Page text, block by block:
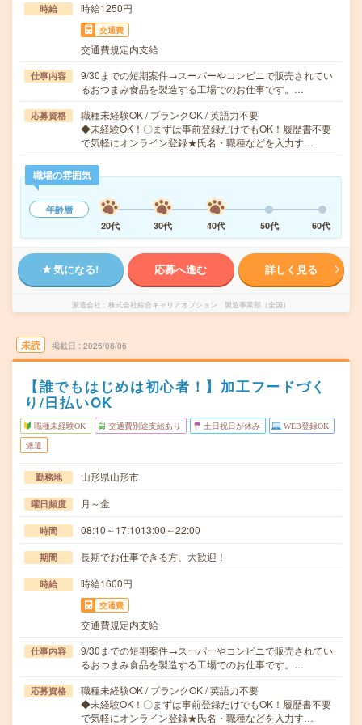
時給 時給1250円
交通費
交通費規定内支給
仕事内容
9/30までの短期案件→スーパーやコンビニで販売されてい
るおつまみ食品を製造する工場でのお仕事です。…
応募資格
職種未経験OK / ブランクOK / 英語力不要
◆未経験OK！〇まずは事前登録だけでもOK！履歴書不要
で気軽にオンライン登録★氏名・職種などを入力す…
職場の雰囲気
年齢層
20代
30代 40代 50代 60代
気になる! 応募へ進む 詳しく見る
派遣会社 株式会社綜合キャリアオプション 製造事業部（全国）
未読 掲載日 2026/08/06
【誰でもはじめは初心者！】加工フードづく
り/日払いOK
職種未経験OK 交通費別途支給あり 土日祝日が休み WEB登録OK
派遣
勤務地 山形県山形市
曜日頻度 月～金
時間 08:10～17:1013:00～22:00
期間 長期でお仕事できる方、大歓迎！
時給 時給1600円
交通費
交通費規定内支給
仕事内容
9/30までの短期案件→スーパーやコンビニで販売されてい
るおつまみ食品を製造する工場でのお仕事です。…
応募資格
職種未経験OK / ブランクOK / 英語力不要
◆未経験OK！〇まずは事前登録だけでもOK！履歴書不要
で気軽にオンライン登録★氏名・職種などを入力す…